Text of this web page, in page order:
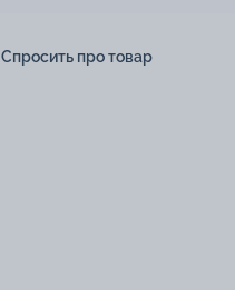
Спросить про товар